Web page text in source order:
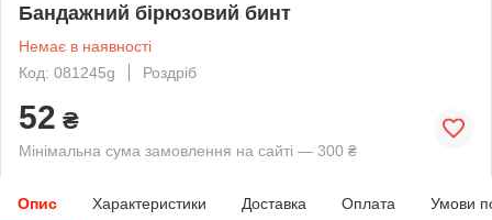
Бандажний бірюзовий бинт
Немає в наявності
Код: 081245g
Роздріб
52 ₴
Мінімальна сума замовлення на сайті — 300 ₴
Опис Характеристики Доставка Оплата Умови